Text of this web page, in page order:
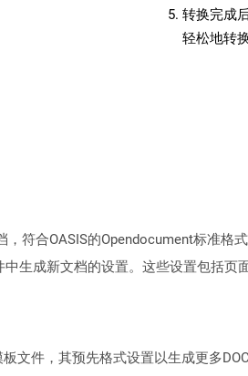
转换完成
轻松地转
符合OASIS的Opendocument标准格
生成新文档的设置。这些设置包括
文件，其预先格式设置以生成更多